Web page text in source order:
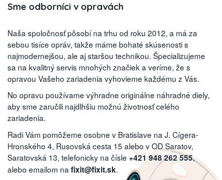
Sme odborníci v opravách
Naša spoločnosť pôsobí na trhu od roku 2012, a má za
sebou tisíce opráv, takže máme bohaté skúsenosti s
najmodernejšou, ale aj staršou technikou. Špecializujeme
sa na kvalitný servis mnohých značiek a veríme, že s
opravou Vašeho zariadenia vyhovieme každému z Vás.
No opravu používame výhradne originálne náhradné diely,
aby sme zaručili najdlhšiu možnú životnosť celého
zariadenia.
Radi Vám pomôžeme osobne v Bratislave na J. Cígera-
Hronského 4, Rusovská cesta 15 alebo v OD Saratov,
Saratovská 13, telefonicky na čísle +421 948 262 555,
alebo emailom na fixit@fixit.sk.